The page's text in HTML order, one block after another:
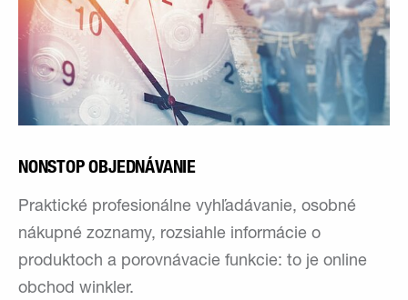
NONSTOP OBJEDNÁVANIE
Praktické profesionálne vyhľadávanie, osobné
nákupné zoznamy, rozsiahle informácie o
produktoch a porovnávacie funkcie: to je online
obchod winkler.